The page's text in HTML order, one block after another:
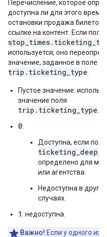
Перечисление, которое
доступна ли для этого
остановки продажа билетов
ссылке на контент. Если поле
используется, оно
значение, заданное в поле
trip.ticketing_type
Пустое значение:
значение поля
trip.ticketing_type
0:
Доступна, если поле
определено для
или агентства.
Недоступна в других
случаях.
1: недоступна.
Важно! Если у одного из